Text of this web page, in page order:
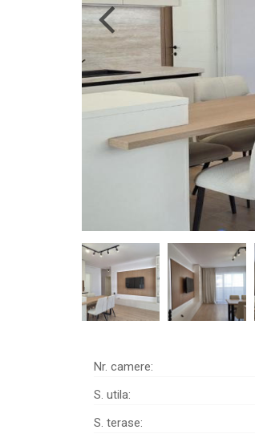
Nr. camere:
S. utila:
S. terase: